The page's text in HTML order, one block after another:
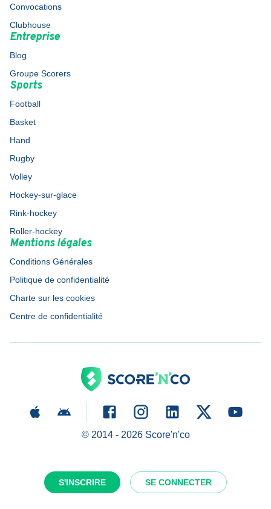
S'INSCRIRE SE CONNECTER
Convocations
Clubhouse
Entreprise
Blog
Groupe Scorers
Sports
Football
Basket
Hand
Rugby
Volley
Hockey-sur-glace
Rink-hockey
Roller-hockey
Mentions légales
Conditions Générales
Politique de confidentialité
Charte sur les cookies
Centre de confidentialité
© 2014 - 2026Score'n'co